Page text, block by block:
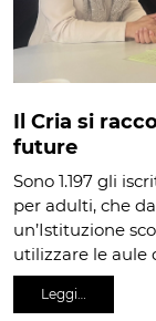
Il Cria si
future
Sono 1.197 gli
per adulti, che
un’Istituzione
utilizzare le aule
Leggi…